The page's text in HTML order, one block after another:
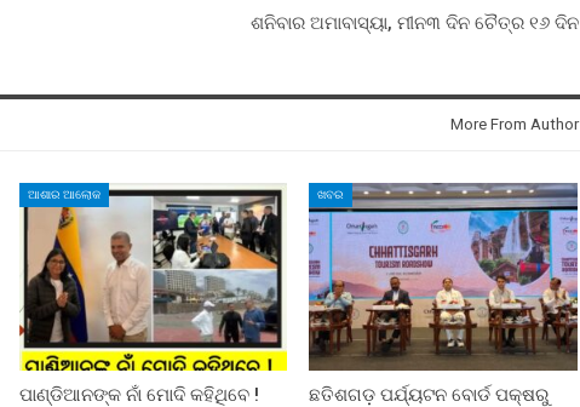
ଶନିବାର ଅମାବାସ୍ୟା, ମୀନ୩ ଦିନ ଚୈତ୍ର ୧୬ ଦିନ
More From Author
ଆଶାର ଆଲୋକ
ପାଣ୍ଡିଆନଙ୍କ ନାଁ ମୋଦି କହିଥିବେ !
ଖବର
ଛତିଶଗଡ଼ ପର୍ଯ୍ୟଟନ ବୋର୍ଡ ପକ୍ଷରୁ